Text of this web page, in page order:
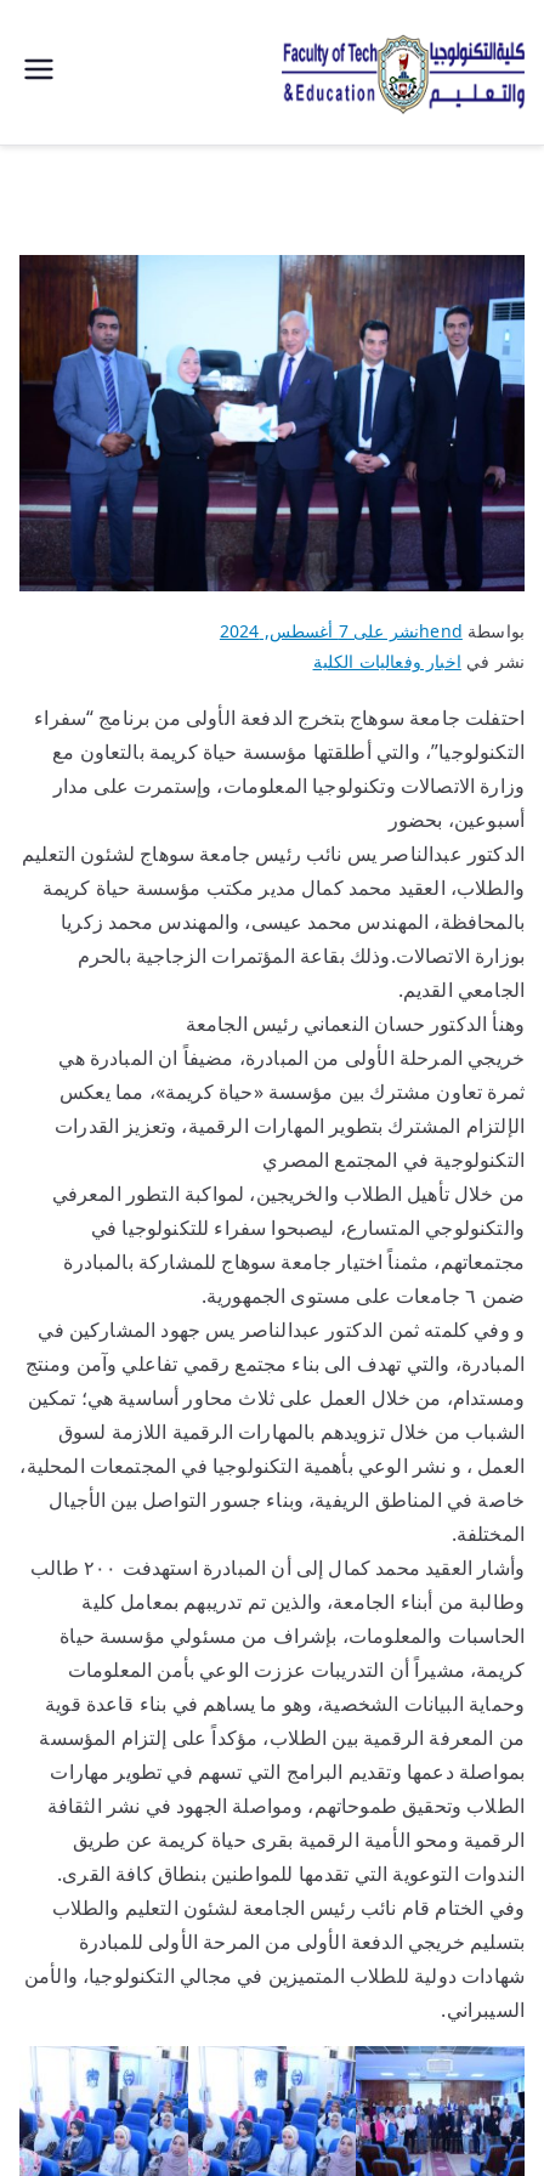
التكنولوجيا
الصناعى
جامعة
سوهاج |
بواسطة hendنشر على7 أغسطس, 2024
نشر في اخبار وفعاليات الكلية
احتفلت جامعة سوهاج بتخرج الدفعة الأولى من برنامج “سفراء
التكنولوجيا”، والتي أطلقتها مؤسسة حياة كريمة بالتعاون مع
وزارة الاتصالات وتكنولوجيا المعلومات، وإستمرت على مدار
أسبوعين، بحضور
الدكتور عبدالناصر يس نائب رئيس جامعة سوهاج لشئون التعليم
والطلاب، العقيد محمد كمال مدير مكتب مؤسسة حياة كريمة
بالمحافظة، المهندس محمد عيسى، والمهندس محمد زكريا
بوزارة الاتصالات.وذلك بقاعة المؤتمرات الزجاجية بالحرم
الجامعي القديم.
وهنأ الدكتور حسان النعماني رئيس الجامعة
خريجي المرحلة الأولى من المبادرة، مضيفاً ان المبادرة هي
ثمرة تعاون مشترك بين مؤسسة «حياة كريمة»، مما يعكس
الإلتزام المشترك بتطوير المهارات الرقمية، وتعزيز القدرات
التكنولوجية في المجتمع المصري
من خلال تأهيل الطلاب والخريجين، لمواكبة التطور المعرفي
والتكنولوجي المتسارع، ليصبحوا سفراء للتكنولوجيا في
مجتمعاتهم، مثمناً اختيار جامعة سوهاج للمشاركة بالمبادرة
ضمن ٦ جامعات على مستوى الجمهورية.
و وفي كلمته ثمن الدكتور عبدالناصر يس جهود المشاركين في
المبادرة، والتي تهدف الى بناء مجتمع رقمي تفاعلي وآمن ومنتج
ومستدام، من خلال العمل على ثلاث محاور أساسية هي؛ تمكين
الشباب من خلال تزويدهم بالمهارات الرقمية اللازمة لسوق
العمل ، و نشر الوعي بأهمية التكنولوجيا في المجتمعات المحلية،
خاصة في المناطق الريفية، وبناء جسور التواصل بين الأجيال
المختلفة.
وأشار العقيد محمد كمال إلى أن المبادرة استهدفت ٢٠٠ طالب
وطالبة من أبناء الجامعة، والذين تم تدريبهم بمعامل كلية
الحاسبات والمعلومات، بإشراف من مسئولي مؤسسة حياة
كريمة، مشيراً أن التدريبات عززت الوعي بأمن المعلومات
وحماية البيانات الشخصية، وهو ما يساهم في بناء قاعدة قوية
من المعرفة الرقمية بين الطلاب، مؤكداً على إلتزام المؤسسة
بمواصلة دعمها وتقديم البرامج التي تسهم في تطوير مهارات
الطلاب وتحقيق طموحاتهم، ومواصلة الجهود في نشر الثقافة
الرقمية ومحو الأمية الرقمية بقرى حياة كريمة عن طريق
الندوات التوعوية التي تقدمها للمواطنين بنطاق كافة القرى.
وفي الختام قام نائب رئيس الجامعة لشئون التعليم والطلاب
بتسليم خريجي الدفعة الأولى من المرحة الأولى للمبادرة
شهادات دولية للطلاب المتميزين في مجالي التكنولوجيا، والأمن
السيبراني.